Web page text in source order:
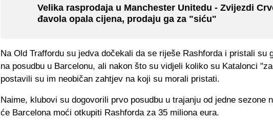
Velika rasprodaja u Manchester Unitedu - Zvijezdi
đavola opala cijena, prodaju ga za "siću"
Na Old Traffordu su jedva dočekali da se riješe Rashforda i pristali su
na posudbu u Barcelonu, ali nakon što su vidjeli koliko su Katalonci
postavili su im neobičan zahtjev na koji su morali pristati.
Naime, klubovi su dogovorili prvo posudbu u trajanju od jedne sezone
će Barcelona moći otkupiti Rashforda za 35 miliona eura.